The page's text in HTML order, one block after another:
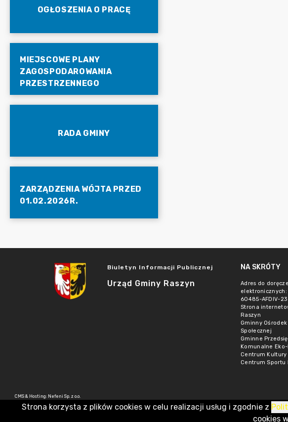
OGŁOSZENIA O PRACĘ
MIEJSCOWE PLANY
ZAGOSPODAROWANIA
PRZESTRZENNEGO
RADA GMINY
ZARZĄDZENIA WÓJTA PRZED
01.02.2026R.
Biuletyn Informacji Publicznej
Urząd Gminy Raszyn
NA SKRÓTY
Adres do
elektronicznych:
60485-AFDIV-23
Strona
Raszyn
Gminny
Społecznej
Gminne
Komunalne Eko-
Centrum Kultury
Centrum Sportu
CMS & Hosting: Nefeni Sp. z o.o.
Strona korzysta z plików cookies w celu realizacji usług i zgodnie z
cookies